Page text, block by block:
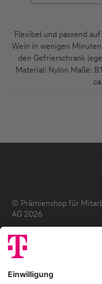
Flexibel und passend
Wein in wenigen
den Gefrierschrank
Material: Nylon Maße:
© Prämienshop für
AG 2026
Datenschutz